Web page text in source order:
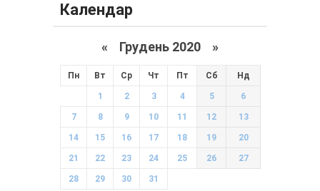
Календар
« Грудень 2020 »
Пн Вт Ср Чт Пт Сб Нд
1 2 3 4 5 6
7 8 9 10 11 12 13
14 15 16 17 18 19 20
21 22 23 24 25 26 27
28 29 30 31